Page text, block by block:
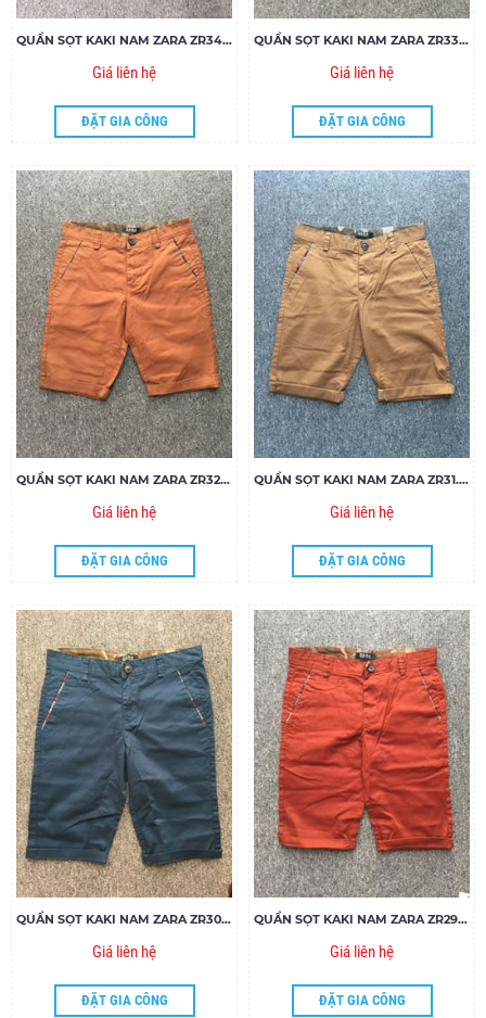
QUẦN SỌT KAKI NAM ZARA ZR34.85
Giá liên hệ
ĐẶT GIA CÔNG
QUẦN SỌT KAKI NAM ZARA ZR33.85
Giá liên hệ
ĐẶT GIA CÔNG
QUẦN SỌT KAKI NAM ZARA ZR32.85
Giá liên hệ
ĐẶT GIA CÔNG
QUẦN SỌT KAKI NAM ZARA ZR31.85
Giá liên hệ
ĐẶT GIA CÔNG
QUẦN SỌT KAKI NAM ZARA ZR30.85
Giá liên hệ
ĐẶT GIA CÔNG
QUẦN SỌT KAKI NAM ZARA ZR29.85
Giá liên hệ
ĐẶT GIA CÔNG